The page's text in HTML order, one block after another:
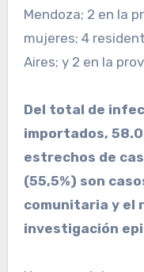
Mendoza; 2 en la
mujeres; 4
Aires; y 2 en la
Del total de
importados,
estrechos de
(55,5%) son
comunitaria y el
investigación